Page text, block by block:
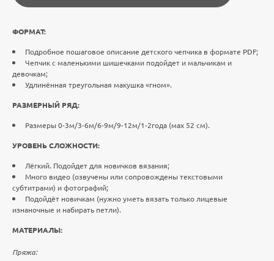
ФОРМАТ:
Подробное пошаговое описание детского чепчика в формате PDF;
Чепчик с маленькими шишечками подойдет и мальчикам и
девочкам;
Удлинённая треугольная макушка «гном».
РАЗМЕРНЫЙ РЯД:
Размеры 0-3м/3-6м/6-9м/9-12м/1-2года (мах 52 см).
УРОВЕНЬ СЛОЖНОСТИ:
Лёгкий. Подойдет для новичков вязания;
Много видео (озвучены или сопровождены текстовыми
субтитрами) и фотографий;
Подойдёт новичкам (нужно уметь вязать только лицевые
изнаночные и набирать петли).
МАТЕРИАЛЫ:
Пряжа: